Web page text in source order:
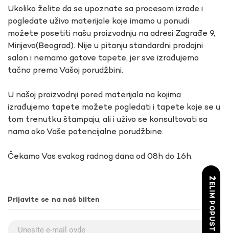
Ukoliko želite da se upoznate sa procesom izrade i
pogledate uživo materijale koje imamo u ponudi
možete posetiti našu proizvodnju na adresi Zagrađe 9,
Mirijevo(Beograd). Nije u pitanju standardni prodajni
salon i nemamo gotove tapete, jer sve izrađujemo
tačno prema Vašoj porudžbini.
U našoj proizvodnji pored materijala na kojima
izrađujemo tapete možete pogledati i tapete koje se u
tom trenutku štampaju, ali i uživo se konsultovati sa
nama oko Vaše potencijalne porudžbine.
Čekamo Vas svakog radnog dana od 08h do 16h.
Prijavite se na naš bilten ŽELIM POPUST